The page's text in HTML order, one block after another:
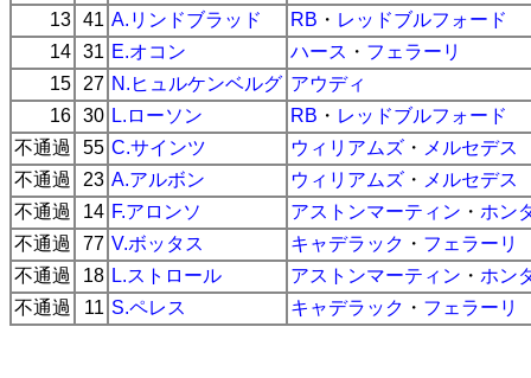
13 41 A.リンドブラッド RB ・ レッドブルフォード
14 31 E.オコン ハース ・ フェラーリ
15
27 N.ヒュルケンベルグ アウディ
16 30 L.ローソン RB ・ レッドブルフォード
不通過
55 C.サインツ ウィリアムズ ・ メルセデス
不通過
23 A.アルボン ウィリアムズ ・ メルセデス
不通過
14 F.アロンソ アストンマーティン ・ ホン
不通過
77 V.ボッタス キャデラック ・ フェラーリ
不通過
18 L.ストロール アストンマーティン ・ ホン
不通過
11 S.ペレス キャデラック ・ フェラーリ